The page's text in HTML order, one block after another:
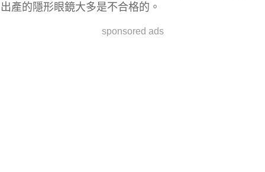
出產的隱形眼鏡大多是不合格的。
sponsored ads